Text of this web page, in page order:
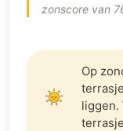
zonscore van
Op
liggen.